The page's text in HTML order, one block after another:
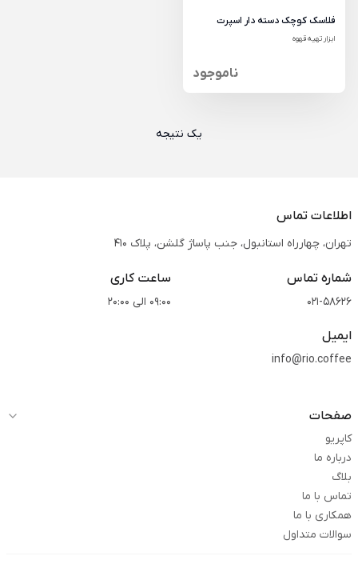
فلاسک کوچک دسته دار اسپرت
ابزار تهیه قهوه
ناموجود
یک نتیجه
اطلاعات تماس
تهران، چهارراه استانبول، جنب پاساژ گلشن، پلاک 410
شماره تماس
021-58626
ساعت کاری
09:00 الی 20:00
ایمیل
info@rio.coffee
صفحات
کاپریو
درباره ما
بلاگ
تماس با ما
همکاری با ما
سوالات متداول